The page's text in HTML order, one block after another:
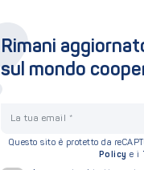
Rimani
sul mondo
Questo sito è protetto da
Policy e i